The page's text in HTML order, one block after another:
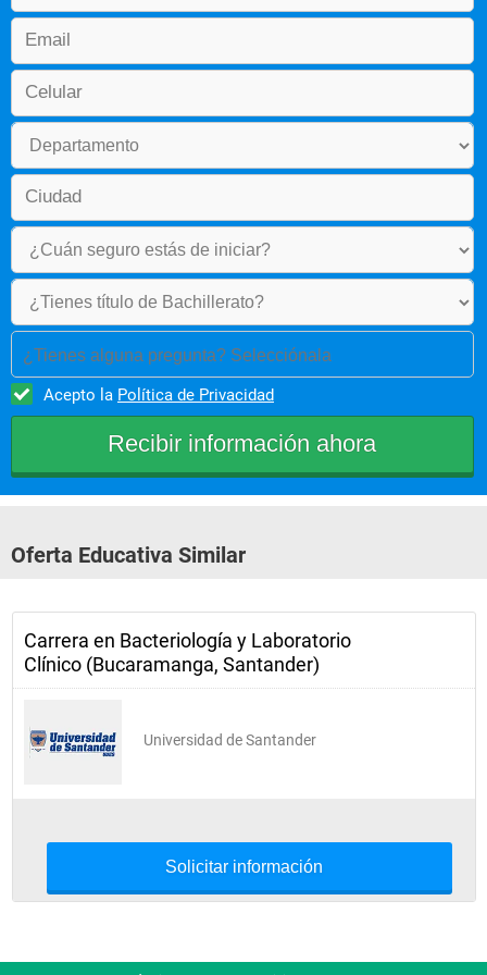
ejecución de proyectos, servicios y programas en los campos
de salud y de la industria, en las funciones de docencia,
administración, investigación y extensión social
- Promover la investigación como actividad generadora de
conocimiento, dirigida hacia el bienestar y desarrollo social del
individuo y de la comunidad.
- Contribuir al desarrollo industrial del país mediante la
investigación de nuevos métodos que mejoren la calidad de los
procesos industriales mediante transferencias tecnológicas
como resultado de un trabajo conjunto con el sector público y
privado.
- ADMINISTRACION GENERAL
NIVEL V
- BIOQUMICA II
- MICOLOGIA
- SALUD PUBLICA
- BIOETICA
- METODOLOGIA DE LA INVESTIGACION
- PARASITOLOGIA
- HEMATOLOGIA I
NIVEL VII
- VIROLOGIA
- MICROBIOLOGIA E HIGIENE DE LOS ALIMENTOS
NIVEL VIII
- TOXICOLOGIA
- MICROBIOLOGIA INDUSTRIAL
- PRACTICA PROFESIONAL II
¿Tienes alguna pregunta? Selecciónala
Acepto la Política de Privacidad
Oferta Educativa Similar
Carrera en Bacteriología y Laboratorio
Clínico (Bucaramanga, Santander)
Universidad de Santander
Solicitar información